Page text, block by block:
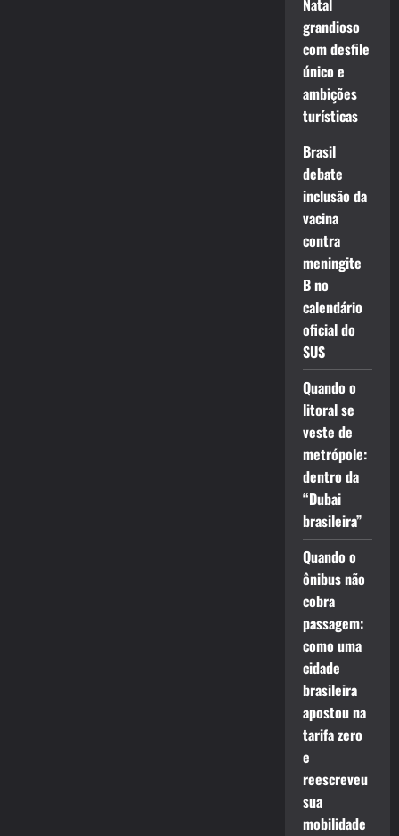
Natal
grandioso
com desfile
único e
ambições
turísticas
Brasil
debate
inclusão da
vacina
contra
meningite
B no
calendário
oficial do
SUS
Quando o
litoral se
veste de
metrópole:
dentro da
“Dubai
brasileira”
Quando o
ônibus não
cobra
passagem:
como uma
cidade
brasileira
apostou na
tarifa zero
e
reescreveu
sua
mobilidade